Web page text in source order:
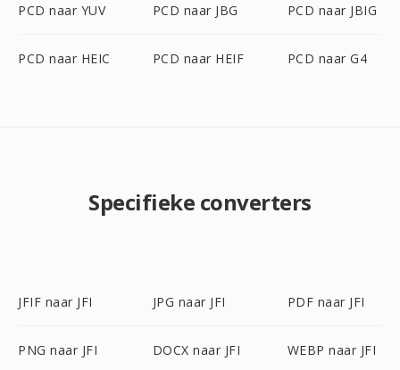
PCD naar YUV PCD naar JBG PCD naar JBIG
PCD naar HEIC PCD naar HEIF PCD naar G4
Specifieke converters
JFIF naar JFI JPG naar JFI PDF naar JFI
PNG naar JFI DOCX naar JFI WEBP naar JFI